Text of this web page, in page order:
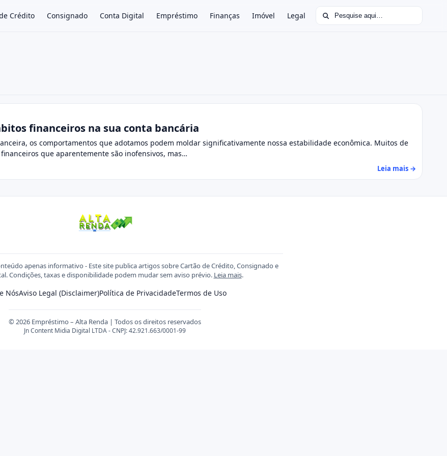
Crédito Consignado Conta Digital Empréstimo Finanças Imóvel Legal Buscar por:
financeiros na sua conta bancária
os comportamentos que adotamos podem moldar significativamente nossa estabilidade econômica. Muitos de
que aparentemente são inofensivos, mas…
Leia mais →
apenas informativo - Este site publica artigos sobre Cartão de Crédito, Consignado e
Condições, taxas e disponibilidade podem mudar sem aviso prévio. Leia mais.
NósAviso Legal (Disclaimer)Política de PrivacidadeTermos de Uso
© 2026 Empréstimo – Alta Renda | Todos os direitos reservados
Jn Content Midia Digital LTDA - CNPJ: 42.921.663/0001-99